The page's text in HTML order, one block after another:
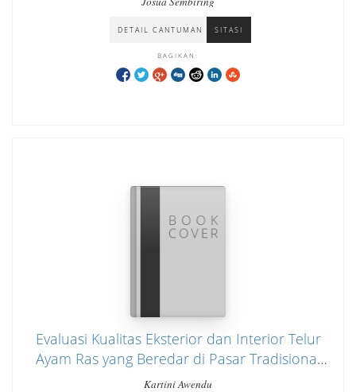
DETAIL CANTUMAN SITASI
BAGIKAN:
Evaluasi Kualitas Eksterior dan Interior Telur
Ayam Ras yang Beredar di Pasar Tradisional
dan Modern di Kota Manokwari
Kartini Awendu